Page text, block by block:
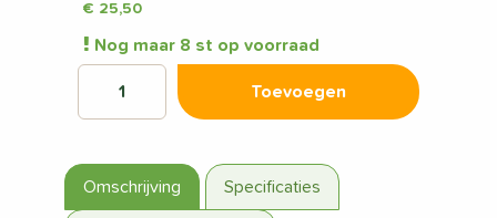
€ 25,50
Nog maar 8 st op voorraad
Toevoegen
Omschrijving Specificaties